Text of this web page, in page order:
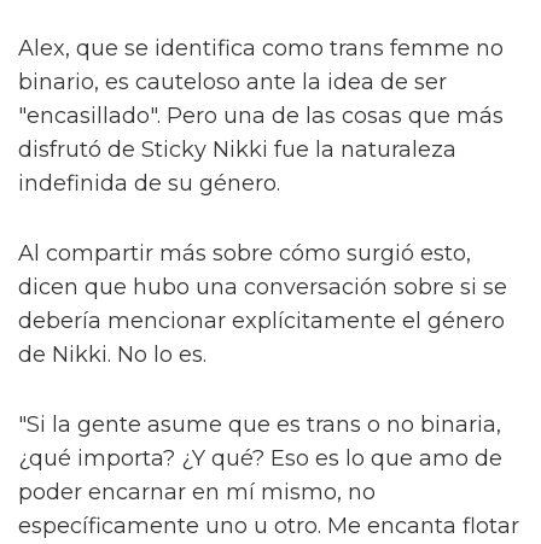
Alex, que se identifica como trans femme no
binario, es cauteloso ante la idea de ser
"encasillado". Pero una de las cosas que más
disfrutó de Sticky Nikki fue la naturaleza
indefinida de su género.
Al compartir más sobre cómo surgió esto,
dicen que hubo una conversación sobre si se
debería mencionar explícitamente el género
de Nikki. No lo es.
"Si la gente asume que es trans o no binaria,
¿qué importa? ¿Y qué? Eso es lo que amo de
poder encarnar en mí mismo, no
específicamente uno u otro. Me encanta flotar